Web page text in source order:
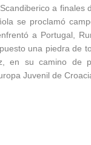
a finales
se proclamó
a Portugal,
una piedra de
en su camino de
Juvenil de